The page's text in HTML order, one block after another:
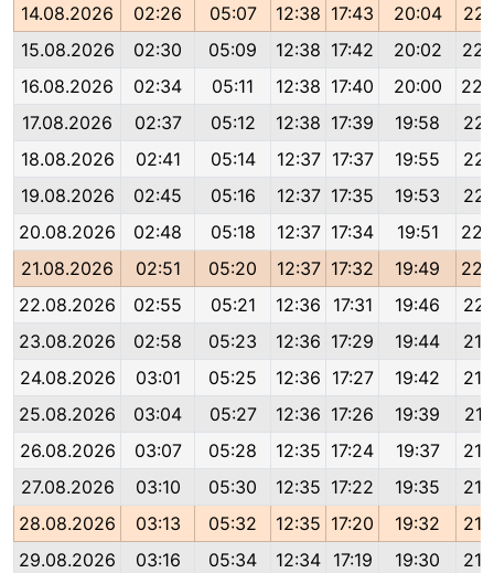
14.08.2026
02:26 05:07 12:38 17:43 20:04
15.08.2026
02:30 05:09 12:38 17:42 20:02
16.08.2026
02:34 05:11 12:38 17:40 20:00
17.08.2026
02:37 05:12 12:38 17:39 19:58
18.08.2026
02:41 05:14 12:37 17:37 19:55
19.08.2026
02:45 05:16 12:37 17:35 19:53
20.08.2026
02:48 05:18 12:37 17:34 19:51
21.08.2026
02:51 05:20 12:37 17:32 19:49
22.08.2026
02:55 05:21 12:36 17:31 19:46
23.08.2026
02:58 05:23 12:36 17:29 19:44
24.08.2026
03:01 05:25 12:36 17:27 19:42
25.08.2026
03:04 05:27 12:36 17:26 19:39
26.08.2026
03:07 05:28 12:35 17:24 19:37
27.08.2026
03:10 05:30 12:35 17:22 19:35
28.08.2026
03:13 05:32 12:35 17:20 19:32
29.08.2026
03:16 05:34 12:34 17:19 19:30